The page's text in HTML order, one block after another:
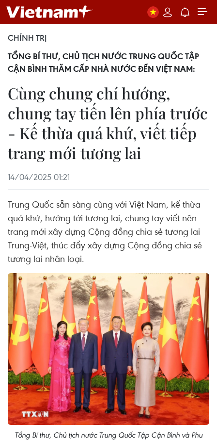
CHÍNH TRỊ
TỔNG BÍ THƯ, CHỦ TỊCH NƯỚC TRUNG QUỐC TẬP
CẬN BÌNH THĂM CẤP NHÀ NƯỚC ĐẾN VIỆT NAM:
Cùng chung chí hướng,
chung tay tiến lên phía trước
- Kế thừa quá khứ, viết tiếp
trang mới tương lai
14/04/2025 01:21
Trung Quốc sẵn sàng cùng với Việt Nam, kế thừa
quá khứ, hướng tới tương lai, chung tay viết nên
trang mới xây dựng Cộng đồng chia sẻ tương lai
Trung-Việt, thúc đẩy xây dựng Cộng đồng chia sẻ
tương lai nhân loại.
Tổng Bí thư, Chủ tịch nước Trung Quốc Tập Cận Bình và Phu